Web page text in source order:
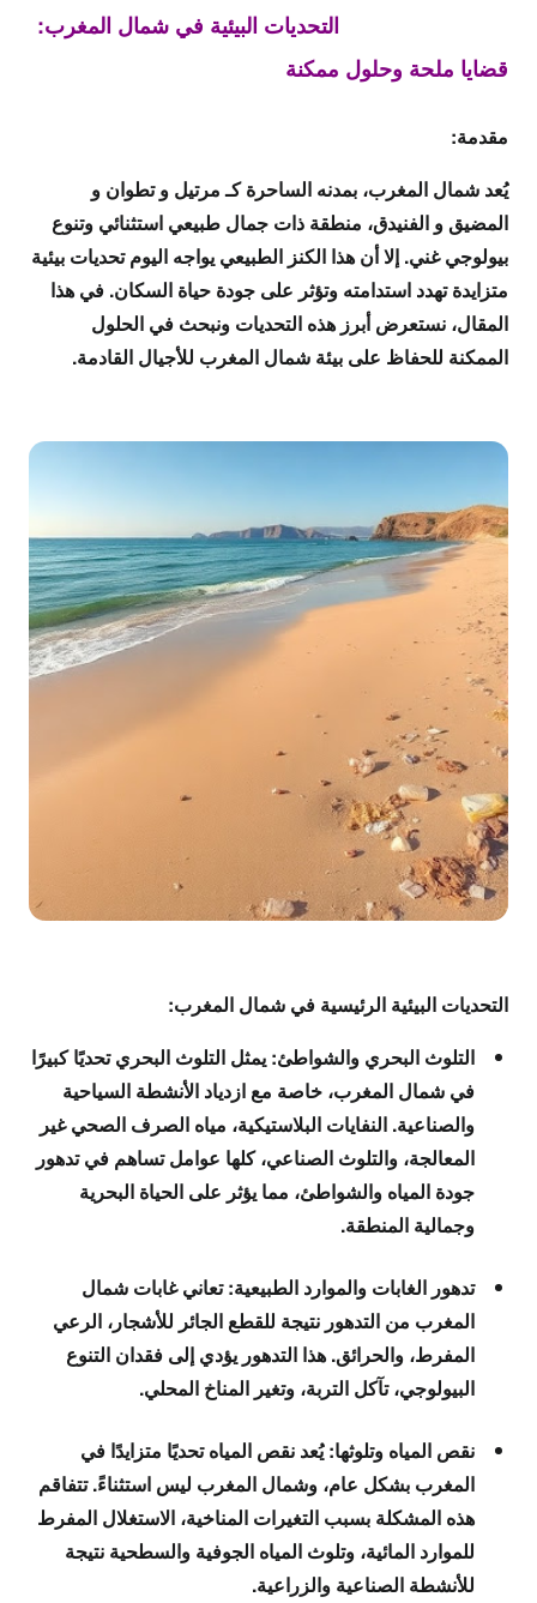
التحديات البيئية في شمال المغرب:
قضايا ملحة وحلول ممكنة
مقدمة:
يُعد شمال المغرب، بمدنه الساحرة كـمرتيل وتطوان و
المضيق و الفنيدق، منطقة ذات جمال طبيعي استثنائي وتنوع
بيولوجي غني. إلا أن هذا الكنز الطبيعي يواجه اليوم تحديات بيئية
متزايدة تهدد استدامته وتؤثر على جودة حياة السكان. في هذا
المقال، نستعرض أبرز هذه التحديات ونبحث في الحلول
الممكنة للحفاظ على بيئة شمال المغرب للأجيال القادمة.
التحديات البيئية الرئيسية في شمال المغرب:
التلوث البحري والشواطئ: يمثل التلوث البحري تحديًا كبيرًا
في شمال المغرب، خاصة مع ازدياد الأنشطة السياحية
والصناعية. النفايات البلاستيكية، مياه الصرف الصحي غير
المعالجة، والتلوث الصناعي، كلها عوامل تساهم في تدهور
جودة المياه والشواطئ، مما يؤثر على الحياة البحرية
وجمالية المنطقة.
تدهور الغابات والموارد الطبيعية:تعاني غابات شمال
المغرب من التدهور نتيجة للقطع الجائر للأشجار، الرعي
المفرط، والحرائق. هذا التدهور يؤدي إلى فقدان التنوع
البيولوجي، تآكل التربة، وتغير المناخ المحلي.
نقص المياه وتلوثها:يُعد نقص المياه تحديًا متزايدًا في
المغرب بشكل عام، وشمال المغرب ليس استثناءً. تتفاقم
هذه المشكلة بسبب التغيرات المناخية، الاستغلال المفرط
للموارد المائية، وتلوث المياه الجوفية والسطحية نتيجة
للأنشطة الصناعية والزراعية.